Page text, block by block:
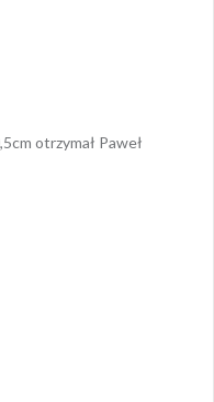
otrzymał Paweł